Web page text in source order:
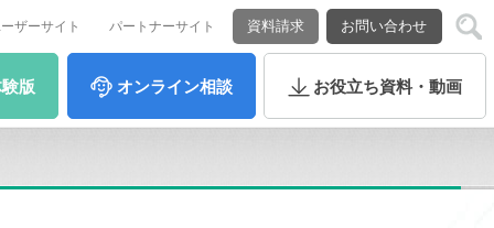
ザーサイト パートナーサイト 資料請求 お問い合わせ
版 オンライン相談 お役立ち資料・動画